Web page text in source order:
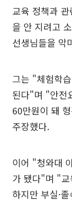
교육 정책과
을 안 지려고
선생님들을 악
그는 "체험학
된다"며 "안전
60만원이 돼
주장했다.
이어 "청와대
가 됐다"며 "교
하지만 부실·